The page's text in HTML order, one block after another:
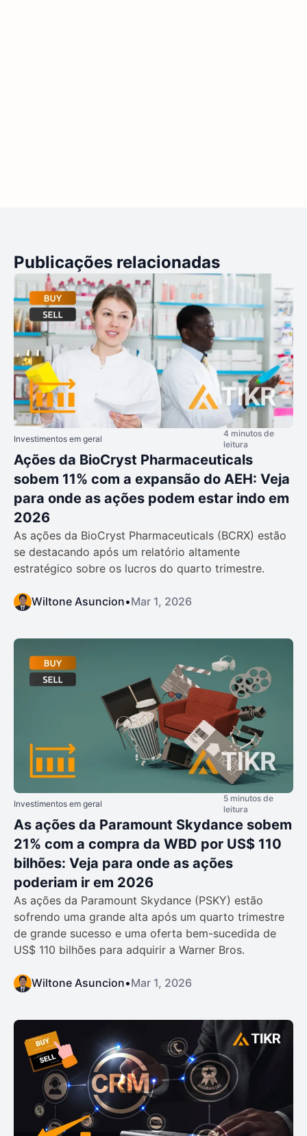
Publicações relacionadas
Investimentos em geral
4 minutos de
leitura
Ações da BioCryst Pharmaceuticals
sobem 11% com a expansão do AEH: Veja
para onde as ações podem estar indo em
2026
As ações da BioCryst Pharmaceuticals (BCRX) estão
se destacando após um relatório altamente
estratégico sobre os lucros do quarto trimestre.
Wiltone Asuncion•Mar 1, 2026
Investimentos em geral
5 minutos de
leitura
As ações da Paramount Skydance sobem
21% com a compra da WBD por US$ 110
bilhões: Veja para onde as ações
poderiam ir em 2026
As ações da Paramount Skydance (PSKY) estão
sofrendo uma grande alta após um quarto trimestre
de grande sucesso e uma oferta bem-sucedida de
US$ 110 bilhões para adquirir a Warner Bros.
Wiltone Asuncion•Mar 1, 2026